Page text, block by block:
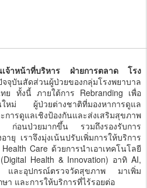
าหน้าที่บริหาร ฝ่ายการตลาด โรง
จุบันสัดส่วนผู้ป่วยของกลุ่มโรงพยาบาล
ย ทั้งนี้ ภายใต้การ Rebranding เพื่อ
ใหม่ ผู้ป่วยต่างชาติที่มองหาการดูแล
ารดูแลเชิงป้องกันและส่งเสริมสุขภาพ
อนป่วยมากขึ้น รวมถึงรองรับการ
ายุ เราจึงมุ่งเน้นปรับเพิ่มการให้บริการ
Care ด้วยการนำเอาเทคโนโลยี
Health & Innovation) อาทิ AI,
ละอุปกรณ์ตรวจวัดสุขภาพ มาเพิ่ม
า และการให้บริการที่ไร้รอยต่อ